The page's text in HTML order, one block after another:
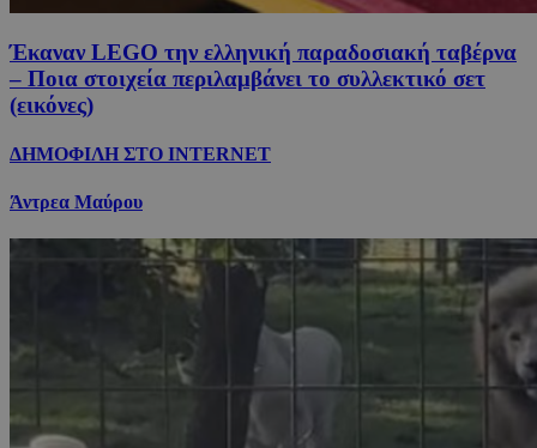
Έκαναν LEGO την ελληνική παραδοσιακή ταβέρνα
– Ποια στοιχεία περιλαμβάνει το συλλεκτικό σετ
(εικόνες)
ΔΗΜΟΦΙΛΗ ΣΤΟ INTERNET
Άντρεα Μαύρου